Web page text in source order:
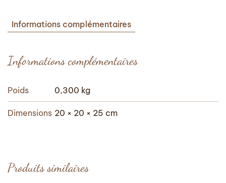
Informations complémentaires
Informations complémentaires
Poids 0,300 kg
Dimensions 20 × 20 × 25 cm
Produits similaires